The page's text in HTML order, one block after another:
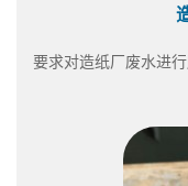
要求对造纸厂废水进